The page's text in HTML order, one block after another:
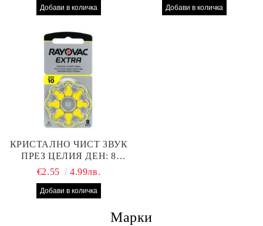
СЛУХОВ АПАРАТ С
ПРОИЗВОДИТЕЛНОСТ
КРИСТАЛНО ЧИСТ ЗВУК
ПРЕЗ ЦЕЛИЯ ДЕН: 8
БРОЯ RAYOVAC EXTRA
АПАРАТ
€2.55 4.99лв.
Марки